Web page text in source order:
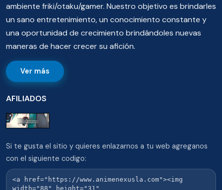
ambiente friki/otaku/gamer. Nuestro objetivo es brindarles
un sano entretenimiento, un conocimiento constante y
una oportunidad de crecimiento brindándoles nuevas
maneras de hacer crecer su afición.
Ver más
AFILIADOS
Si te gusta el sitio y quieres enlazarnos a tu web agreganos
con el siguiente codigo: